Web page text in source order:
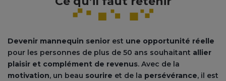
Devenir mannequin senior est une opportunité réelle
pour les personnes de plus de 50 ans souhaitant allier
plaisir et complément de revenus. Avec de la
motivation, un beau sourire et de la persévérance, il est